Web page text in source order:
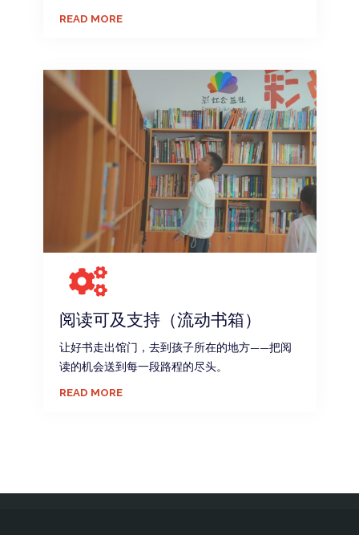
READ MORE
阅读可及支持（流动书箱）
让好书走出馆门，去到孩子所在的地方——把阅
读的机会送到每一段路程的尽头。
READ MORE